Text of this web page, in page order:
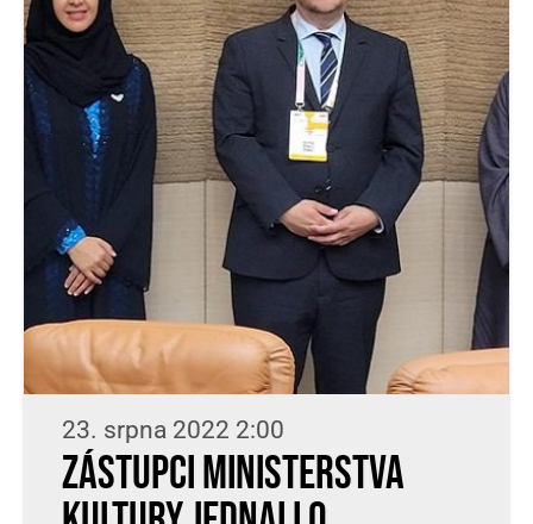
23. srpna 2022 2:00
Zástupci Ministerstva